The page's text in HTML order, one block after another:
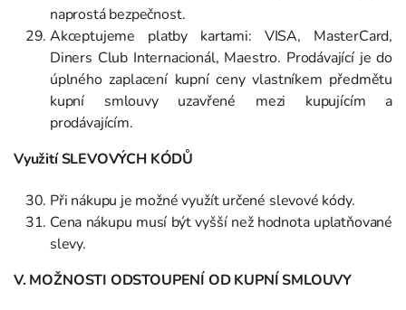
naprostá bezpečnost.
Akceptujeme platby kartami: VISA, MasterCard,
Diners Club Internacionál, Maestro. Prodávající je do
úplného zaplacení kupní ceny vlastníkem předmětu
kupní smlouvy uzavřené mezi kupujícím a
prodávajícím.
Využití SLEVOVÝCH KÓDŮ
Při nákupu je možné využít určené slevové kódy.
Cena nákupu musí být vyšší než hodnota uplatňované
slevy.
V. MOŽNOSTI ODSTOUPENÍ OD KUPNÍ SMLOUVY